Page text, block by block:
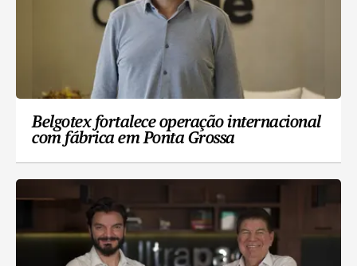
Belgotex fortalece operação internacional
com fábrica em Ponta Grossa